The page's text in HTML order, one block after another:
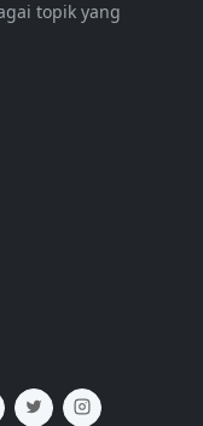
topik yang